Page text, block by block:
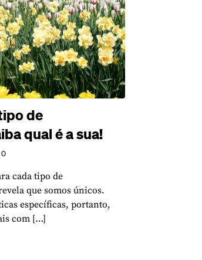
de
qual é a sua!
0
cada tipo de
que somos únicos.
específicas, portanto,
com […]